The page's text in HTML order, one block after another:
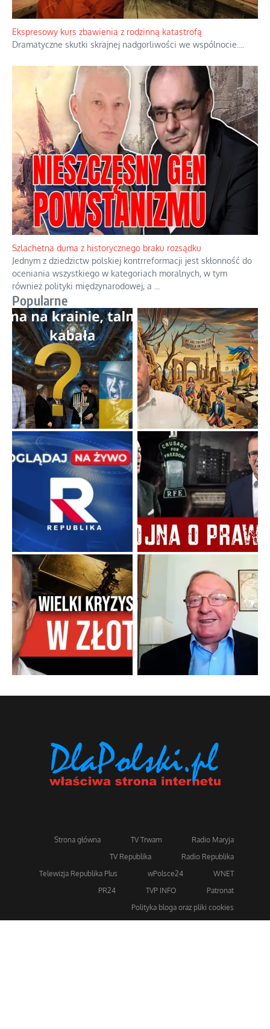
Ekspresowy kurs zbawienia z rodzinną katastrofą
Dramatyczne skutki skrajnej nadgorliwości we wspólnocie.
Szlachetna duma z historycznego braku rozsądku
Jednym z dziedzictw polskiej kontrreformacji jest skłonność do
oceniania wszystkiego w kategoriach moralnych, w tym
również polityki międzynarodowej, a
Popularne
Strona główna TV Trwam
Radio Maryja
TV Republika
Radio Republika
Telewizja Republika Plus
wPolsce24
WNET
PR24
TVP INFO
Patronat
Polityka bloga oraz pliki cookies